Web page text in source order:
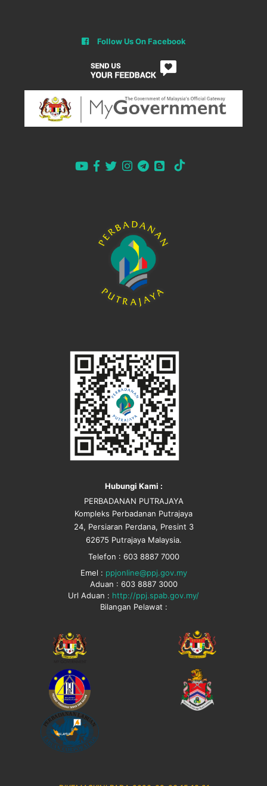
Follow Us On Facebook
Hubungi Kami :
PERBADANAN PUTRAJAYA
Kompleks Perbadanan Putrajaya
24, Persiaran Perdana, Presint 3
62675 Putrajaya Malaysia.
Telefon : 603 8887 7000
Emel : ppjonline@ppj.gov.my
Aduan : 603 8887 3000
Url Aduan : http://ppj.spab.gov.my/
Bilangan Pelawat :